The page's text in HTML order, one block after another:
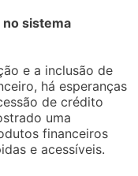
sistema
e a inclusão de
há esperanças
de crédito
uma
financeiros
e acessíveis.